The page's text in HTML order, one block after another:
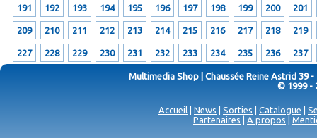
191 192 193 194 195 196 197 198 199 200 201
209 210 211 212 213 214 215 216 217 218 219
227 228 229 230 231 232 233 234 235 236 237
Multimedia Shop | Chaussée Reine Astrid 39 -
© 1999 -
Accueil News Sorties Catalogue
Partenaires
A propos